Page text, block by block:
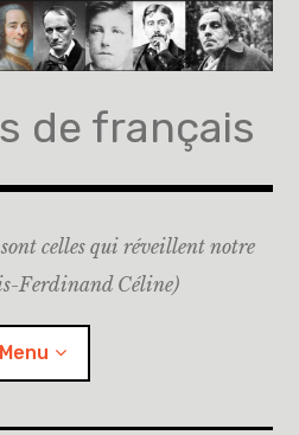
de français
celles qui réveillent notre
Ferdinand Céline)
Menu